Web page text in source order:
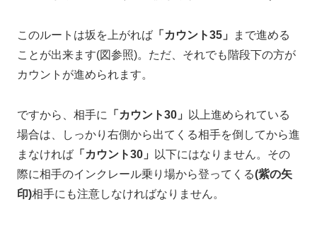
このルートは坂を上がれば 「カウント35」
まで進める
ことが出来ます(図参照)。ただ、それでも階段下の方が
カウントが進められます。
ですから、相手に 「カウント30」
以上進められている
場合は、しっかり右側から出てくる相手を倒してから進
まなければ 「カウント30」
以下にはなりません。その
際に相手のインクレール乗り場から登ってくる(紫の矢
印)相手にも注意しなければなりません。